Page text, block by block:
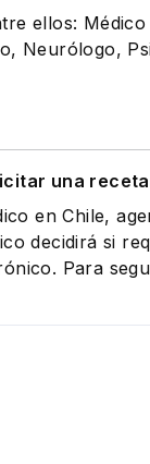
ellos:
Neurólogo,
una
en Chile,
decidirá si
Para